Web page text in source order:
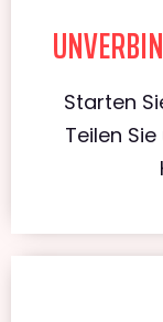
Starten
Teilen